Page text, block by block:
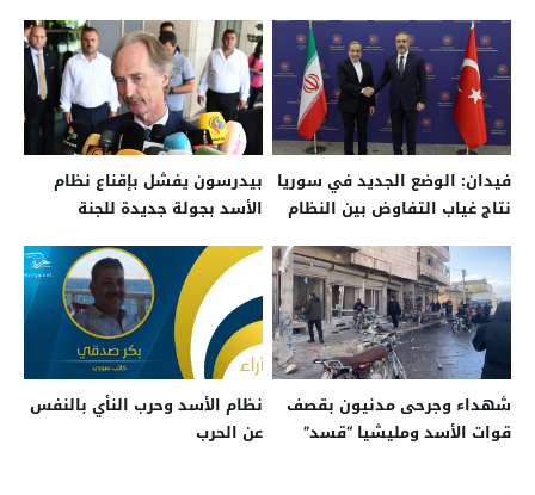
فيدان: الوضع الجديد في سوريا
نتاج غياب التفاوض بين النظام
بيدرسون يفشل بإقناع نظام
الأسد بجولة جديدة للجنة
شهداء وجرحى مدنيون بقصف
قوات الأسد ومليشيا “قسد”
نظام الأسد وحرب النأي بالنفس
عن الحرب